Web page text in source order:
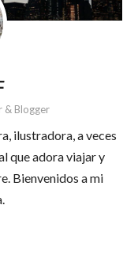
& Blogger
ilustradora, a veces
que adora viajar y
Bienvenidos a mi